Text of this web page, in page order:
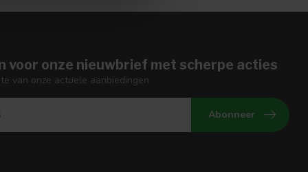
voor onze nieuwbrief met scherpe acties
van onze actuele aanbiedingen
Abonneer